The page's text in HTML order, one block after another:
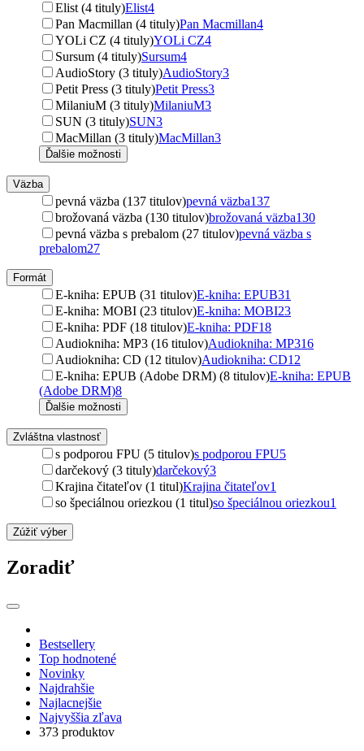
Elist (4 tituly)Elist4
Pan Macmillan (4 tituly)Pan Macmillan4
YOLi CZ (4 tituly)YOLi CZ4
Sursum (4 tituly)Sursum4
AudioStory (3 tituly)AudioStory3
Petit Press (3 tituly)Petit Press3
MilaniuM (3 tituly)MilaniuM3
SUN (3 tituly)SUN3
MacMillan (3 tituly)MacMillan3
Ďalšie možnosti
Väzba
pevná väzba (137 titulov)pevná väzba137
brožovaná väzba (130 titulov)brožovaná väzba130
pevná väzba s prebalom (27 titulov)pevná väzba s
prebalom27
Formát
E-kniha: EPUB (31 titulov)E-kniha: EPUB31
E-kniha: MOBI (23 titulov)E-kniha: MOBI23
E-kniha: PDF (18 titulov)E-kniha: PDF18
Audiokniha: MP3 (16 titulov)Audiokniha: MP316
Audiokniha: CD (12 titulov)Audiokniha: CD12
E-kniha: EPUB (Adobe DRM) (8 titulov)E-kniha: EPUB
(Adobe DRM)8
Ďalšie možnosti
Zvláštna vlastnosť
s podporou FPU (5 titulov)s podporou FPU5
darčekový (3 tituly)darčekový3
Krajina čitateľov (1 titul)Krajina čitateľov1
so špeciálnou oriezkou (1 titul)so špeciálnou oriezkou1
Zúžiť výber
Zoradiť
Bestsellery
Top hodnotené
Novinky
Najdrahšie
Najlacnejšie
Najvyššia zľava
373 produktov